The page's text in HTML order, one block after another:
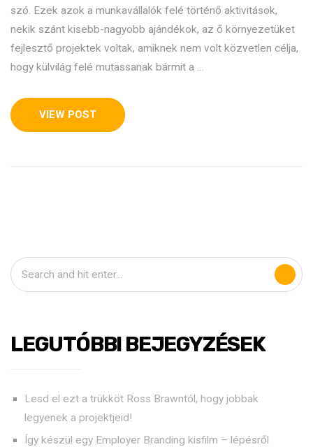
szó. Ezek azok a munkavállalók felé történő aktivitások,
nekik szánt kisebb-nagyobb ajándékok, az ő környezetüket
fejlesztő projektek voltak, amiknek nem volt közvetlen célja,
hogy külvilág felé mutassanak bármit a …
VIEW POST
LEGUTÓBBI BEJEGYZÉSEK
Lesd el ezt a trükköt Ross Brawntól, hogy jobbak
legyenek a projektjeid!
Így készül egy Employer Branding kisfilm – lépésről